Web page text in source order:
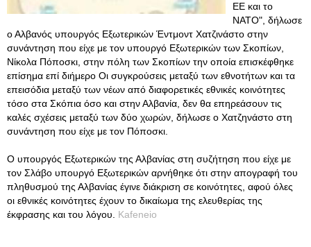
ΕΕ και το
ΝΑΤΟ", δήλωσε
ο Αλβανός υπουργός Εξωτερικών Έντμοντ Χατζινάστο στην
συνάντηση που είχε με τον υπουργό Εξωτερικών των Σκοπίων,
Νίκολα Πόποσκι, στην πόλη των Σκοπίων την οποία επισκέφθηκε
επίσημα επί διήμερο Οι συγκρούσεις μεταξύ των εθνοτήτων και τα
επεισόδια μεταξύ των νέων από διαφορετικές εθνικές κοινότητες
τόσο στα Σκόπια όσο και στην Αλβανία, δεν θα επηρεάσουν τις
καλές σχέσεις μεταξύ των δύο χωρών, δήλωσε ο Χατζηνάστο στη
συνάντηση που είχε με τον Πόποσκι.
Ο υπουργός Εξωτερικών της Αλβανίας στη συζήτηση που είχε με
τον Σλάβο υπουργό Εξωτερικών αρνήθηκε ότι στην απογραφή του
πληθυσμού της Αλβανίας έγινε διάκριση σε κοινότητες, αφού όλες
οι εθνικές κοινότητες έχουν το δικαίωμα της ελευθερίας της
έκφρασης και του λόγου. Kafeneio